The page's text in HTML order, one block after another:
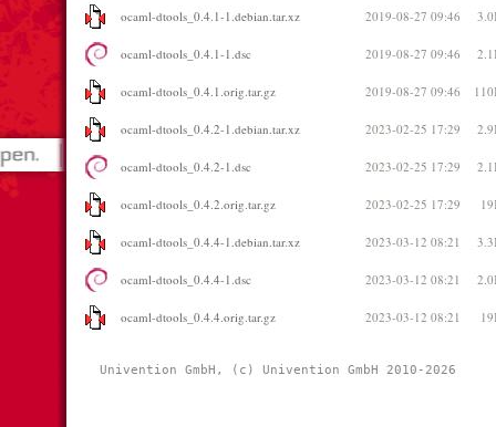
ocaml-dtools_0.4.1-1.debian.tar.xz 2019-08-27 09:46
ocaml-dtools_0.4.1-1.dsc 2019-08-27 09:46
ocaml-dtools_0.4.1.orig.tar.gz 2019-08-27 09:46
ocaml-dtools_0.4.2-1.debian.tar.xz 2023-02-25 17:29
ocaml-dtools_0.4.2-1.dsc 2023-02-25 17:29
ocaml-dtools_0.4.2.orig.tar.gz 2023-02-25 17:29
ocaml-dtools_0.4.4-1.debian.tar.xz 2023-03-12 08:21
ocaml-dtools_0.4.4-1.dsc 2023-03-12 08:21
ocaml-dtools_0.4.4.orig.tar.gz 2023-03-12 08:21
Univention GmbH, (c) Univention GmbH 2010-2026